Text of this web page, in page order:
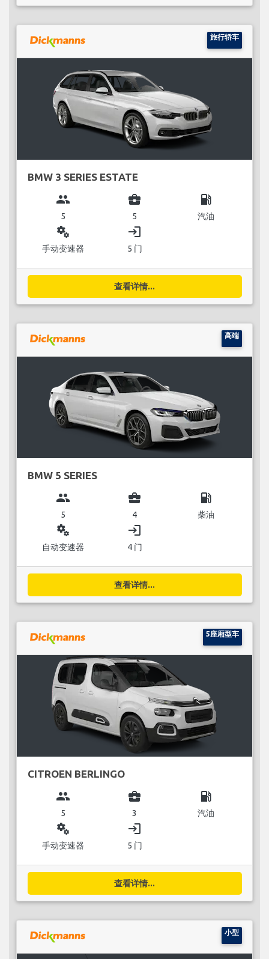
旅行轿车
BMW 3 SERIES ESTATE
group
5
business_center
5
local_gas_station
汽油
miscellaneous_services
手动变速器
login
5 门
查看详情...
高端
BMW 5 SERIES
group
5
business_center
4
local_gas_station
柴油
miscellaneous_services
自动变速器
login
4 门
查看详情...
5座厢型车
CITROEN BERLINGO
group
5
business_center
3
local_gas_station
汽油
miscellaneous_services
手动变速器
login
5 门
查看详情...
小型